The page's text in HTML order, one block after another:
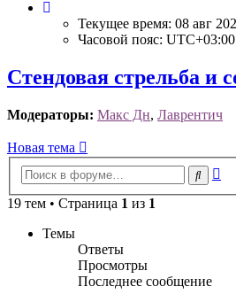
Текущее время: 08 авг
Часовой пояс: UTC+03:00
Стендовая стрельба и
Модераторы: Макс Дн, Лаврентич
Новая
тема
Новая тема
Поиск
19 тем • Страница 1 из 1
Темы
Ответы
Просмотры
Последнее сообщение